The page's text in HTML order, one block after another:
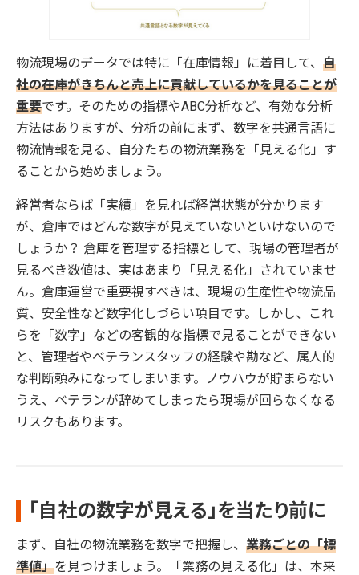
物流現場のデータでは特に「在庫情報」に着目して、 自
社の在庫がきちんと売上に貢献しているかを見ることが
重要です。そのための指標やABC分析など、有効な分析
方法はありますが、分析の前にまず、数字を共通言語に
物流情報を見る、自分たちの物流業務を「見える化」す
ることから始めましょう。
経営者ならば「実績」を見れば経営状態が分かります
が、倉庫ではどんな数字が見えていないといけないので
しょうか？ 倉庫を管理する指標として、現場の管理者が
見るべき数値は、実はあまり「見える化」されていませ
ん。倉庫運営で重要視すべきは、現場の生産性や物流品
質、安全性など数字化しづらい項目です。しかし、これ
らを「数字」などの客観的な指標で見ることができない
と、管理者やベテランスタッフの経験や勘など、属人的
な判断頼みになってしまいます。ノウハウが貯まらない
うえ、ベテランが辞めてしまったら現場が回らなくなる
リスクもあります。
「自社の数字が見える」を当たり前に
まず、自社の物流業務を数字で把握し、 業務ごとの「標
準値」を見つけましょう。「業務の見える化」は、本来